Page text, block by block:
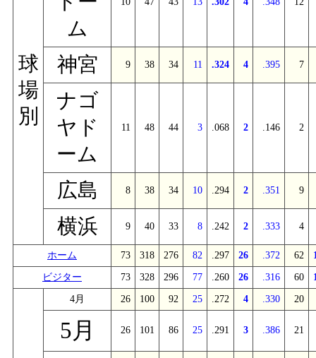
球
場
別
ム
神宮 9 38 34 11 .324 4 .395 7
ナゴ
ヤド
ーム
11 48 44 3 .068 2 .146 2
広島 8 38 34 10 .294 2 .351 9
横浜 9 40 33 8 .242 2 .333 4
ホーム 73 318 276 82 .297 26 .372 62
ビジター 73 328 296 77 .260 26 .316 60
4月 26 100 92 25 .272 4 .330 20
5月 26 101 86 25 .291 3 .386 21